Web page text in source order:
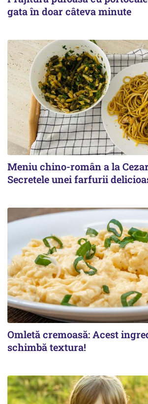
gata în doar câteva minute
Meniu chino-român a la
Secretele unei farfurii
Omletă cremoasă: Acest
schimbă textura!